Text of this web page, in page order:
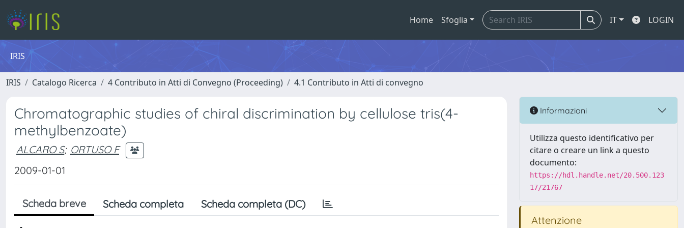
Home Sfoglia IT LOGIN
IRIS
IRIS Catalogo Ricerca 4 Contributo in Atti di Convegno (Proceeding) 4.1 Contributo in Atti di convegno
Chromatographic studies of chiral discrimination by cellulose tris(4-
methylbenzoate)
ALCARO S; ORTUSO F
2009-01-01
Scheda breve Scheda completa Scheda completa (DC)
Informazioni
Utilizza questo identificativo per
citare o creare un link a questo
documento:
https://hdl.handle.net/20.500.123
17/21767
Attenzione